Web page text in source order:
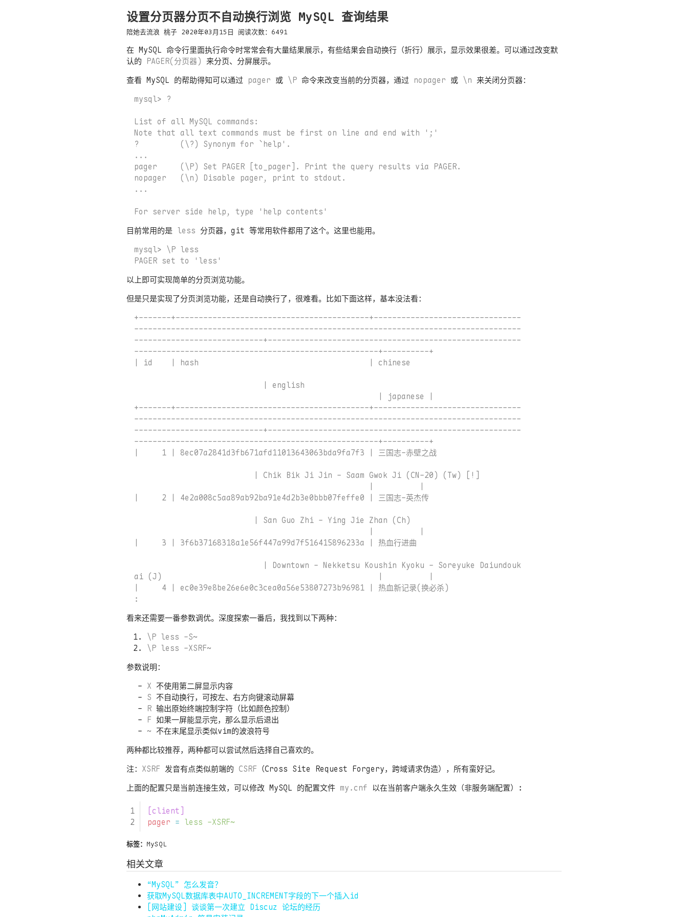
设置分页器分页不自动换行浏览 MySQL 查询结果
陪她去流浪 桃子 2020年03月15日 阅读次数： 6491
在 MySQL 命令行里面执行命令时常常会有大量结果展示，有些结果会自动换行（折行）展示，显示效果很差。可以通过改变默
认的 PAGER(分页器) 来分页、分屏展示。
查看 MySQL 的帮助得知可以通过 pager 或 \P 命令来改变当前的分页器，通过 nopager 或 \n 来关闭分页器：
mysql> ?
List of all MySQL commands:
Note that all text commands must be first on line and end with ';'
?         (\?) Synonym for `help'.
...
pager     (\P) Set PAGER [to_pager]. Print the query results via PAGER.
nopager   (\n) Disable pager, print to stdout.
...
目前常用的是 less 分页器，git 等常用软件都用了这个。这里也能用。
mysql> \P less
以上即可实现简单的分页浏览功能。
但是只是实现了分页浏览功能，还是自动换行了，很难看。比如下面这样，基本没法看：
+-------+------------------------------------------+--------------------------------
------------------------------------------------------------------------------------
----------------------------+-------------------------------------------------------
-----------------------------------------------------+----------+
| id    | hash                                     | chinese
                            | english
                                                     | japanese |
+-------+------------------------------------------+--------------------------------
------------------------------------------------------------------------------------
----------------------------+-------------------------------------------------------
-----------------------------------------------------+----------+
|     1 | 8ec07a2841d3fb671afd11013643063bda9fa7f3 | 三国志-赤壁之战
                          | Chik Bik Ji Jin - Saam Gwok Ji (CN-20) (Tw) [!]
|     2 | 4e2a008c5aa89ab92ba91e4d2b3e0bbb07feffe0 | 三国志-英杰传
                          | San Guo Zhi - Ying Jie Zhan (Ch)
|     3 | 3f6b37168318a1e56f447a99d7f516415896233a | 热血行进曲
                            | Downtown - Nekketsu Koushin Kyoku - Soreyuke Daiundouk
ai (J)                                               |          |
|     4 | ec0e39e8be26e6e0c3cea0a56e53807273b96981 | 热血新记录(换必杀)
看来还需要一番参数调优。深度探索一番后，我找到以下两种：
\P less -S~
\P less -XSRF~
参数说明：
X 不使用第二屏显示内容
S 不自动换行，可按左、右方向键滚动屏幕
R 输出原始终端控制字符（比如颜色控制）
F 如果一屏能显示完，那么显示后退出
~ 不在末尾显示类似vim的波浪符号
两种都比较推荐，两种都可以尝试然后选择自己喜欢的。
注： XSRF 发音有点类似前端的 CSRF （Cross Site Request Forgery，跨域请求伪造），所有蛮好记。
上面的配置只是当前连接生效，可以修改 MySQL 的配置文件 my.cnf 以在当前客户端永久生效（非服务端配置）:
[client]
pager = less -XSRF~
标签： MySQL
相关文章
“MySQL” 怎么发音？
获取MySQL数据库表中AUTO_INCREMENT字段的下一个插入id
[网站建设] 谈谈第一次建立 Discuz 论坛的经历